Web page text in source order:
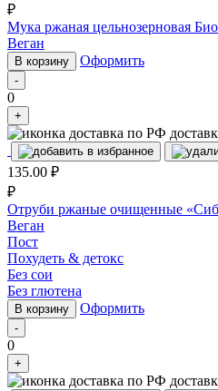
₽
Мука ржаная цельнозерновая
Веган
В корзину Оформить
-
0
+
135.00 ₽
₽
Отруби ржаные очищенные
Веган
Пост
Похудеть & детокс
Без сои
Без глютена
В корзину Оформить
-
0
+